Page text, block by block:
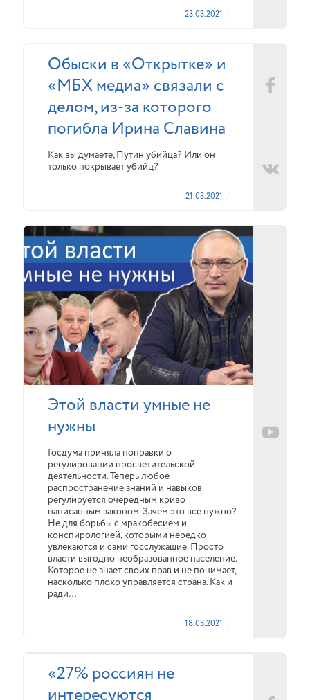
23.03.2021
Обыски в «Открытке» и
«МБХ медиа» связали с
делом, из-за которого
погибла Ирина Славина
Как вы думаете, Путин убийца? Или он
только покрывает убийц?
21.03.2021
Этой власти умные не
нужны
Госдума приняла поправки о
регулировании просветительской
деятельности. Теперь любое
распространение знаний и навыков
регулируется очередным криво
написанным законом. Зачем это все нужно?
Не для борьбы с мракобесием и
конспирологией, которыми нередко
увлекаются и сами госслужащие. Просто
власти выгодно необразованное население.
Которое не знает своих прав и не понимает,
насколько плохо управляется страна. Как и
ради…
18.03.2021
«27% россиян не
интересуются